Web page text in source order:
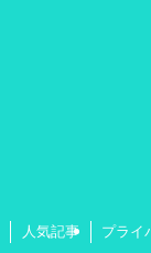
人気記事 プライ